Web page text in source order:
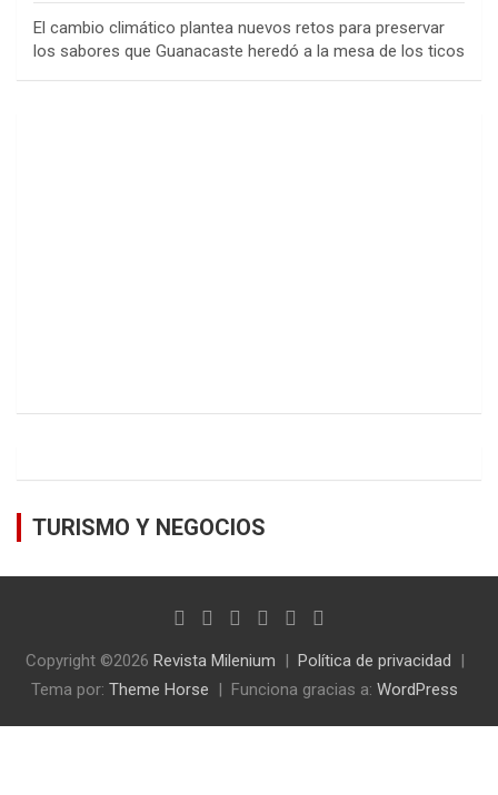
El cambio climático plantea nuevos retos para preservar
los sabores que Guanacaste heredó a la mesa de los ticos
TURISMO Y NEGOCIOS
Copyright ©2026 Revista Milenium
Política de privacidad
Tema por: Theme Horse Funciona gracias a: WordPress